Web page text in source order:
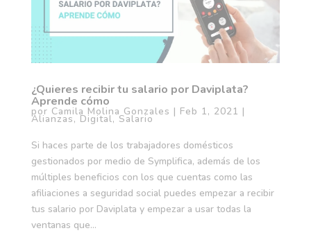
¿Quieres recibir tu salario por Daviplata?
Aprende cómo
por Camila Molina Gonzales | Feb 1, 2021 |
Alianzas,Digital,Salario
Si haces parte de los trabajadores domésticos
gestionados por medio de Symplifica, además de los
múltiples beneficios con los que cuentas como las
afiliaciones a seguridad social puedes empezar a recibir
tus salario por Daviplata y empezar a usar todas la
ventanas que...